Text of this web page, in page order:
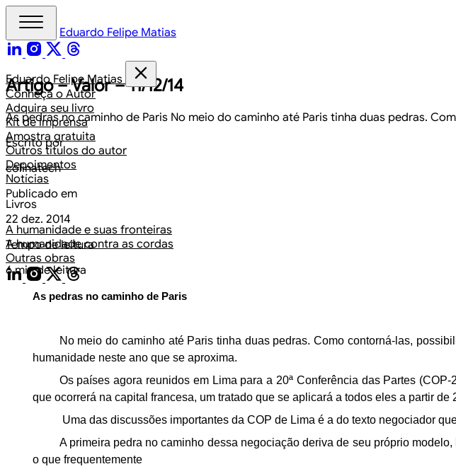
Eduardo Felipe Matias
Eduardo Felipe Matias
Conheça o Autor
Adquira seu livro
Kit de imprensa
Amostra gratuita
Outros títulos do autor
Depoimentos
Notícias
Livros
A humanidade e suas fronteiras
A humanidade contra as cordas
Outras obras
Artigo – Valor – 11/12/14
As pedras no caminho de Paris No meio do caminho até Paris tinha duas pedras.
Escrito por
colinatech
Publicado em
22 dez. 2014
Tempo de leitura
6 min de leitura
As pedras no caminho de Paris
No meio do caminho até Paris tinha duas pedras. Como contorná-las,
humanidadeneste ano que se aproxima.
Os países agora reunidos emLima para a 20ª Conferência das Partes
que ocorrerá na capital francesa, um tratado que se aplicará a todos eles a partir de
Uma das discussões importantes da COP de Lima é a do texto negociador
A primeira pedra no caminho dessa negociação deriva de seu próprio
o que frequentemente